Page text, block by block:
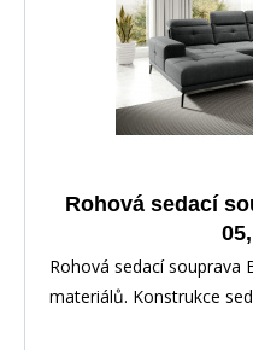
Rohová sedací
Rohová sedací souprava
materiálů. Konstrukce